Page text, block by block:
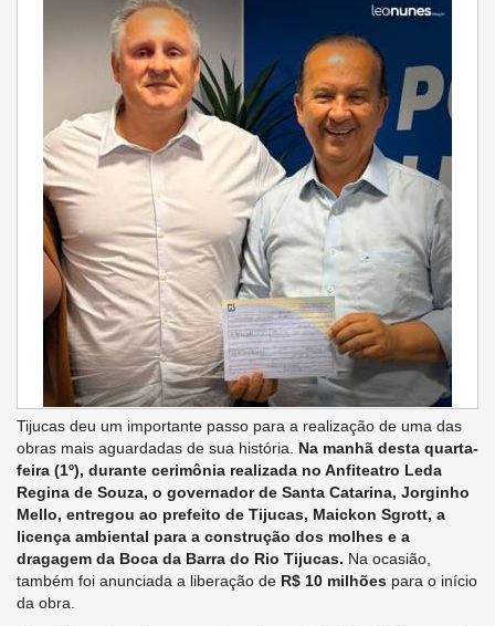
Tijucas deu um importante passo para a realização de uma das
obras mais aguardadas de sua história. Na manhã desta quarta-
feira (1º), durante cerimônia realizada no Anfiteatro Leda
Regina de Souza, o governador de Santa Catarina, Jorginho
Mello, entregou ao prefeito de Tijucas, Maickon Sgrott, a
licença ambiental para a construção dos molhes e a
dragagem da Boca da Barra do Rio Tijucas. Na ocasião,
também foi anunciada a liberação de R$ 10 milhões para o início
da obra.